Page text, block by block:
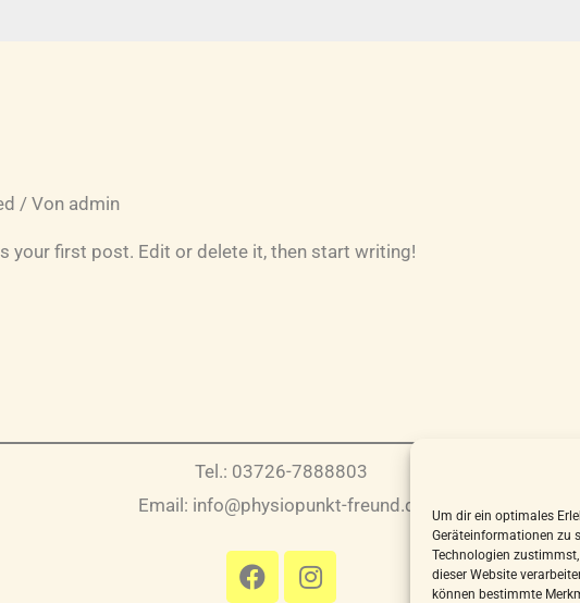
Um dir ein optimales
Geräteinformationen zu
Technologien
dieser Website
können bestimmte
/ Von admin
your first post. Edit or delete it, then start writing!
Tel.: 03726-7888803
Email: info@physiopunkt-freund.de